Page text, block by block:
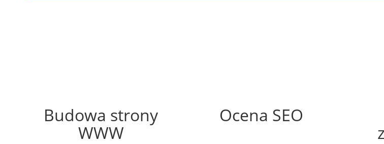
Budowa strony
WWW
Ocena SEO